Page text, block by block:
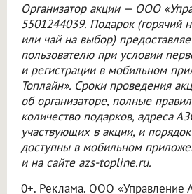
Организатор акции — ООО
5501244039. Подарок (горячий
или чай на выбор)
пользователю при условии
и регистрации в мобильном
Топлайн». Сроки проведения
об организаторе, полные
количество подарков, адреса
участвующих в акции, и
доступны в мобильном
и на сайте azs-topline.ru.
0+. Реклама. ООО «Управление